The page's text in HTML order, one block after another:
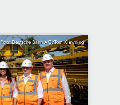
Foto: Deutsche Bahn AG/Tom Kiewning